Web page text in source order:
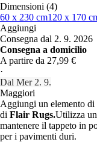
Dimensioni (4)
60 x 230 cm120 x 170
Aggiungi
Consegna dal 2. 9. 2026
Consegna a domicilio
A partire da 27,99 €
·
Dal Mer 2. 9.
Maggiori
Aggiungi un elemento
di Flair Rugs.Utilizza
mantenere il tappeto in
per i pavimenti duri.